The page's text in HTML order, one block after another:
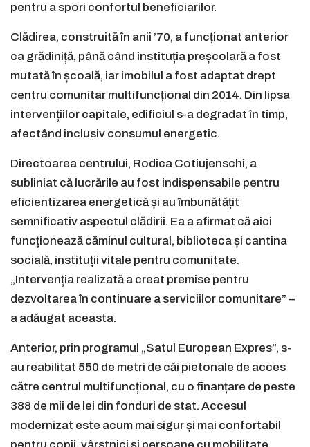
pentru a spori confortul beneficiarilor.
Clădirea, construită în anii ’70, a funcționat anterior
ca grădiniță, până când instituția preșcolară a fost
mutată în școală, iar imobilul a fost adaptat drept
centru comunitar multifuncțional din 2014. Din lipsa
intervențiilor capitale, edificiul s-a degradat în timp,
afectând inclusiv consumul energetic.
Directoarea centrului, Rodica Cotiujenschi, a
subliniat că lucrările au fost indispensabile pentru
eficientizarea energetică și au îmbunătățit
semnificativ aspectul clădirii. Ea a afirmat că aici
funcționează căminul cultural, biblioteca și cantina
socială, instituții vitale pentru comunitate.
„Intervenția realizată a creat premise pentru
dezvoltarea în continuare a serviciilor comunitare” –
a adăugat aceasta.
Anterior, prin programul „Satul European Expres”, s-
au reabilitat 550 de metri de căi pietonale de acces
către centrul multifuncțional, cu o finanțare de peste
388 de mii de lei din fonduri de stat. Accesul
modernizat este acum mai sigur și mai confortabil